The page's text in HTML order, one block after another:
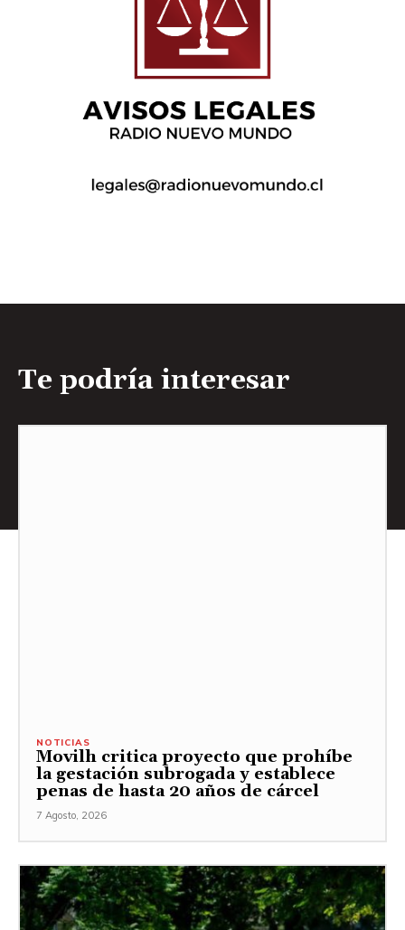
Te podría interesar
NOTICIAS
Movilh critica proyecto que prohíbe
la gestación subrogada y establece
penas de hasta 20 años de cárcel
7 Agosto, 2026